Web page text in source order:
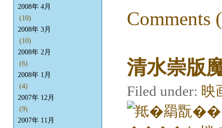
Comments
清水崇版
Filed under: 映
2008年 4月
(10)
2008年 3月
(10)
2008年 2月
(6)
2008年 1月
(4)
2007年 12月
(9)
2007年 11月